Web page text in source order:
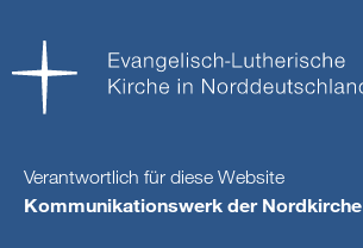
Verantwortlich für diese Website
Kommunikationswerk der Nordkirche